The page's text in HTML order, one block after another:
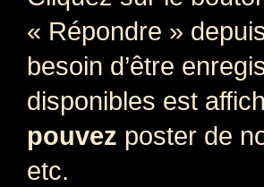
« Répondre »
besoin d’être
disponibles est
pouvez poster de
etc.